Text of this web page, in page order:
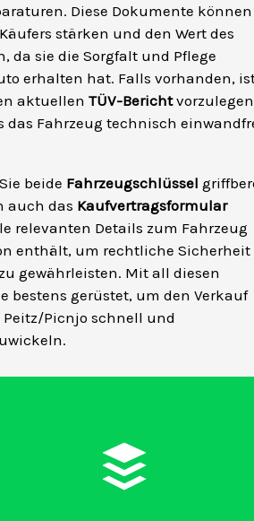
Diese Dokumente können
stärken und den Wert des
da sie die Sorgfalt und Pflege
erhalten hat. Falls vorhanden,
aktuellen TÜV-Bericht
das Fahrzeug technisch
beide Fahrzeugschlüssel
auch das Kaufvertragsformular
relevanten Details zum Fahrzeug
enthält, um rechtliche Sicherheit
gewährleisten. Mit all diesen
bestens gerüstet, um den Verkauf
Peitz/Picnjo schnell und